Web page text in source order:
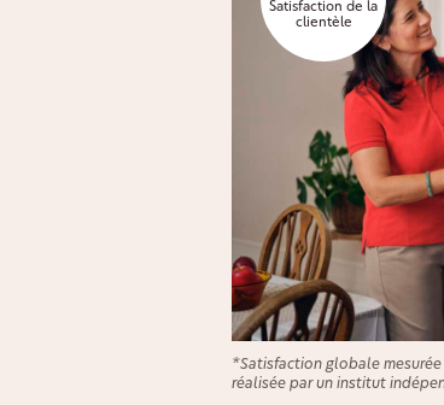
Satisfaction de la
clientèle
*Satisfaction globale
réalisée par un institut